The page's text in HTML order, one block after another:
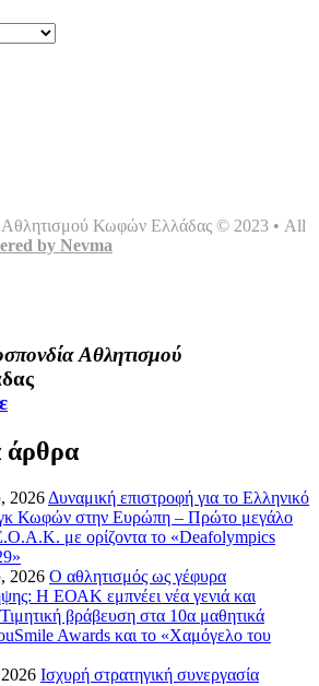
Αθλητισμού Κωφών Ελλάδας © 2023 • All
by Nevma
Αθλητισμού
2026 Δυναμική επιστροφή για το Ελληνικό
Κωφών στην Ευρώπη – Πρώτο μεγάλο
με ορίζοντα το «Deafolympics
2026 Ο αθλητισμός ως γέφυρα
Η ΕΟΑΚ εμπνέει νέα γενιά και
βράβευση στα 10α μαθητικά
Awards και το «Χαμόγελο του
Ισχυρή στρατηγική συνεργασία